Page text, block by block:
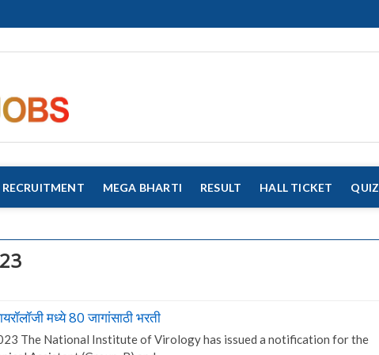
MEGA BHARTI RESULT HALL TICKET QUIZ
मध्ये 80 जागांसाठी भरती
The National Institute of Virology has issued a notification for the